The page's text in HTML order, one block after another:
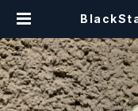
【クラフ